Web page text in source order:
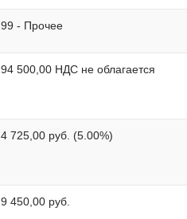
99 - Прочее
94 500,00 НДС не облагается
4 725,00 руб. (5.00%)
9 450,00 руб.